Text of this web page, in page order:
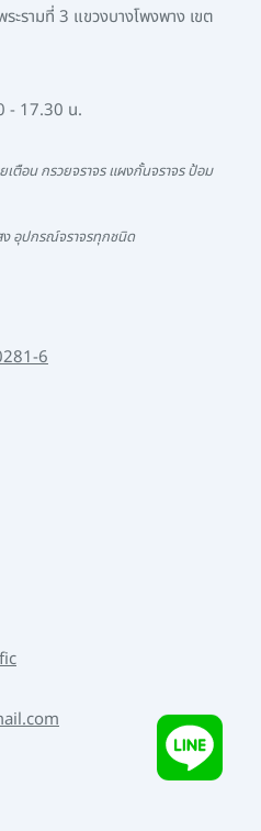
รามที่ 3 แขวงบางโพงพาง เขต
- 17.30 น.
ตือน กรวยจราจร แผงกั้นจราจร ป้อม
ง อุปกรณ์จราจรทุกชนิด
6